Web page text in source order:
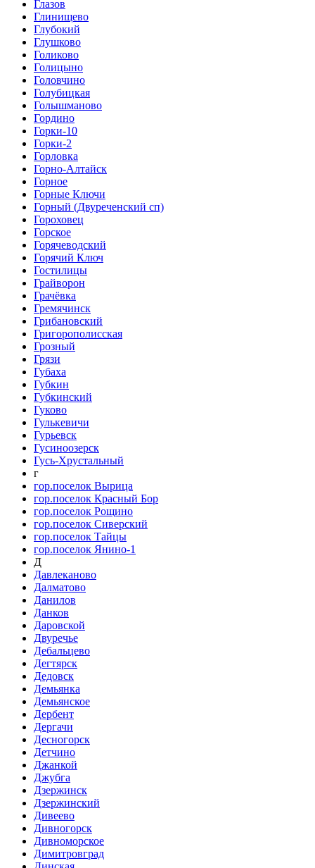
Глазов
Глинищево
Глубокий
Глушково
Голиково
Голицыно
Головчино
Голубицкая
Голышманово
Гордино
Горки-10
Горки-2
Горловка
Горно-Алтайск
Горное
Горные Ключи
Горный (Двуреченский сп)
Гороховец
Горское
Горячеводский
Горячий Ключ
Гостилицы
Грайворон
Грачёвка
Гремячинск
Грибановский
Григорополисская
Грозный
Грязи
Губаха
Губкин
Губкинский
Гуково
Гулькевичи
Гурьевск
Гусиноозерск
Гусь-Хрустальный
г
гор.поселок Вырица
гор.поселок Красный Бор
гор.поселок Рощино
гор.поселок Сиверский
гор.поселок Тайцы
гор.поселок Янино-1
Д
Давлеканово
Далматово
Данилов
Данков
Даровской
Двуречье
Дебальцево
Дегтярск
Дедовск
Демьянка
Демьянское
Дербент
Дергачи
Десногорск
Детчино
Джанкой
Джубга
Дзержинск
Дзержинский
Дивеево
Дивногорск
Дивноморское
Димитровград